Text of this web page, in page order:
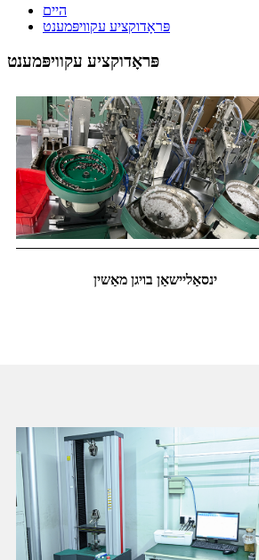
היים
פּראָדוקציע עקוויפּמענט
פּראָדוקציע עקוויפּמענט
ינסאַליישאַן בויגן מאַשין